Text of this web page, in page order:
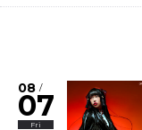
08 /
07
Fri